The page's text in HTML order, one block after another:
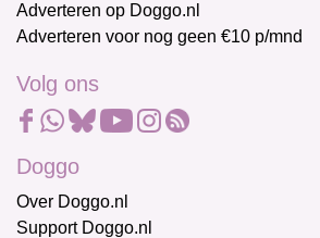
Adverteren op Doggo.nl
Adverteren voor nog geen €10 p/mnd
Volg ons
Doggo
Over Doggo.nl
Support Doggo.nl